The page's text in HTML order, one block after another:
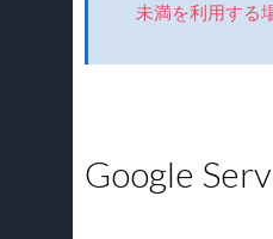
未満を利用する
Google